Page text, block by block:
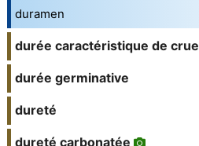
duramen
durée caractéristique de crue
durée germinative
dureté
dureté carbonatée